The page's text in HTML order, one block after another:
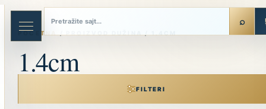
Skip
content
POČETNA
1.4cm
FILTERI